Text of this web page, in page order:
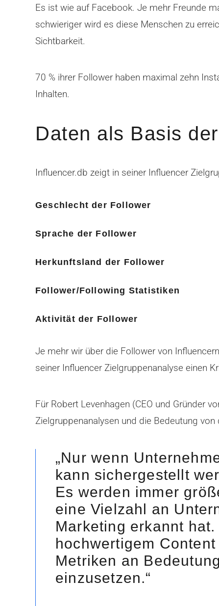
Es ist wie auf Facebook. Je mehr Freunde
schwieriger wird es diese Menschen zu
Sichtbarkeit.
70 % ihrer Follower haben maximal zehn
Inhalten.
Daten als Basis
Influencer.db zeigt in seiner Influencer
Geschlecht der Follower
Sprache der Follower
Herkunftsland der Follower
Follower/Following Statistiken
Aktivität der Follower
Je mehr wir über die Follower von
seiner Influencer Zielgruppenanalyse einen
Für Robert Levenhagen (CEO und Gründer
Zielgruppenanalysen und die Bedeutung von
„Nur wenn
kann sichergestellt
Es werden immer
eine Vielzahl an
Marketing erkannt
hochwertigem
Metriken an
einzusetzen.“